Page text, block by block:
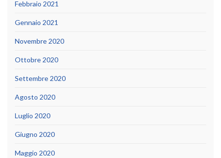
Febbraio 2021
Gennaio 2021
Novembre 2020
Ottobre 2020
Settembre 2020
Agosto 2020
Luglio 2020
Giugno 2020
Maggio 2020